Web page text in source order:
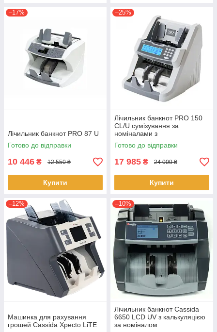
–17%
Лічильник банкнот PRO 87 U
Готово до відправки
10 446 ₴ 12 550 ₴
Купити
–25%
Лічильник банкнот PRO 150
CL/U сумізування за
номіналами з
ультрафіолетовою детекцією
Готово до відправки
17 985 ₴ 24 000 ₴
Купити
–12%
Машинка для рахування
грошей Cassida Xpecto LiTE
–10%
Лічильник банкнот Cassida
6650 LCD UV з калькуляцією
за номіналом